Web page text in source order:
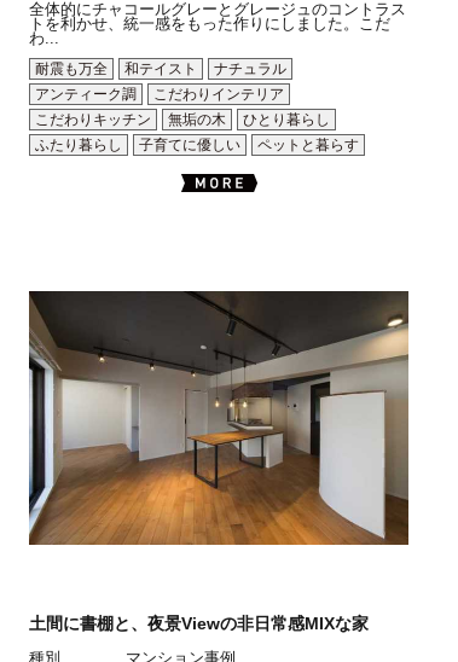
全体的にチャコールグレーとグレージュのコントラス
トを利かせ、統一感をもった作りにしました。こだ
わ...
耐震も万全
和テイスト
ナチュラル
アンティーク調
こだわりインテリア
こだわりキッチン
無垢の木
ひとり暮らし
ふたり暮らし
子育てに優しい ペットと暮らす
土間に書棚と、夜景Viewの非日常感MIXな家
種別
マンション事例